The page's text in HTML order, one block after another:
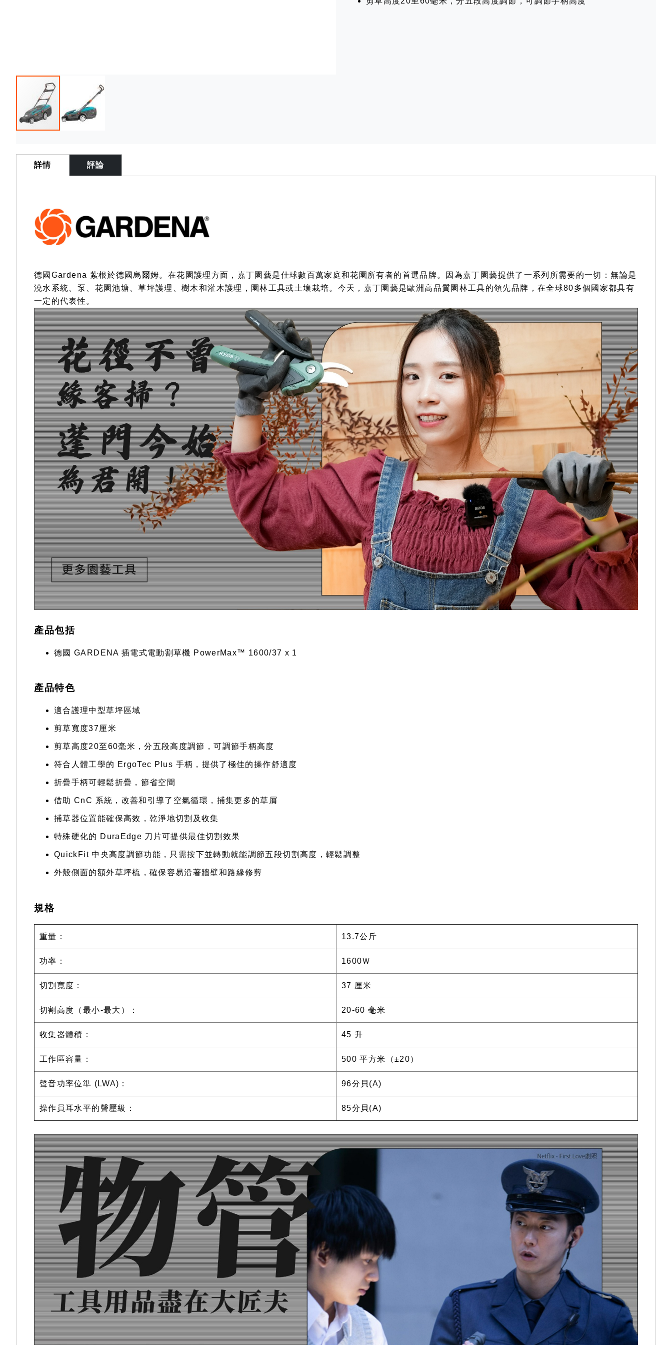
images
gallery
詳情
德國Gardena 紮根於德國烏爾姆。在花園護理方面，嘉丁園藝是仕球數百萬家庭和花園所有者的首選品牌。因為嘉丁園藝提供了一系列所需要的一切：無論是
澆水系統、泵、花園池塘、草坪護理、樹木和灌木護理，園林工具或土壤栽培。今天，嘉丁園藝是歐洲高品質園林工具的領先品牌，在全球80多個國家都具有
一定的代表性。
產品包括
德國 GARDENA 插電式電動割草機 PowerMax™ 1600/37 x 1
產品特色
適合護理中型草坪區域
剪草寬度37厘米
剪草高度20至60毫米，分五段高度調節，可調節手柄高度
符合人體工學的 ErgoTec Plus 手柄，提供了極佳的操作舒適度
折疊手柄可輕鬆折疊，節省空間
借助 CnC 系統，改善和引導了空氣循環，捕集更多的草屑
捕草器位置能確保高效，乾淨地切割及收集
特殊硬化的 DuraEdge 刀片可提供最佳切割效果
QuickFit 中央高度調節功能，只需按下並轉動就能調節五段切割高度，輕鬆調整
外殼側面的額外草坪梳，確保容易沿著牆壁和路緣修剪
規格
重量： 13.7公斤
功率： 1600Ｗ
切割寬度： 37 厘米
切割高度（最小-最大）： 20-60 毫米
收集器體積： 45 升
工作區容量： 500 平方米（±20）
聲音功率位準 (LWA)： 96分貝(A)
操作員耳水平的聲壓級： 85分貝(A)
評論